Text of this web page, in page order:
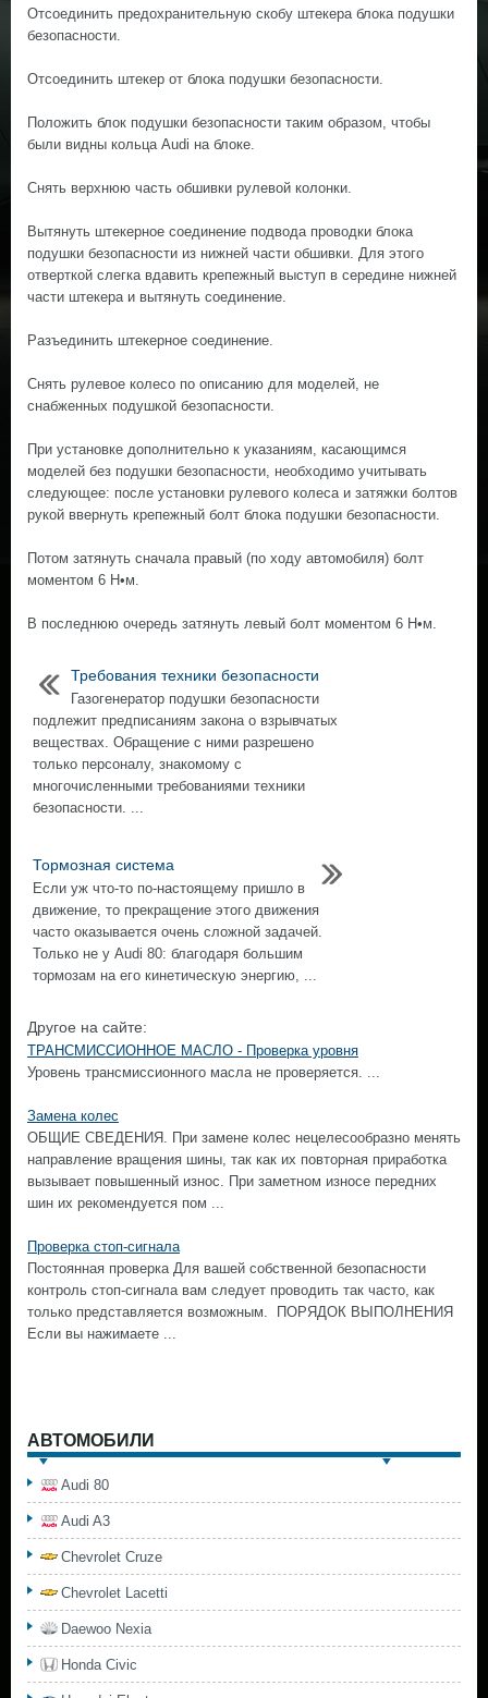
Отсоединить предохранительную скобу штекера блока подушки
безопасности.
Отсоединить штекер от блока подушки безопасности.
Положить блок подушки безопасности таким образом, чтобы
были видны кольца Audi на блоке.
Снять верхнюю часть обшивки рулевой колонки.
Вытянуть штекерное соединение подвода проводки блока
подушки безопасности из нижней части обшивки. Для этого
отверткой слегка вдавить крепежный выступ в середине нижней
части штекера и вытянуть соединение.
Разъединить штекерное соединение.
Снять рулевое колесо по описанию для моделей, не
снабженных подушкой безопасности.
При установке дополнительно к указаниям, касающимся
моделей без подушки безопасности, необходимо учитывать
следующее: после установки рулевого колеса и затяжки болтов
рукой ввернуть крепежный болт блока подушки безопасности.
Потом затянуть сначала правый (по ходу автомобиля) болт
моментом 6 Н•м.
В последнюю очередь затянуть левый болт моментом 6 Н•м.
Требования техники безопасности
Газогенератор подушки безопасности
подлежит предписаниям закона о взрывчатых
веществах. Обращение с ними разрешено
только персоналу, знакомому с
многочисленными требованиями техники
безопасности. ...
Тормозная система
Если уж что-то по-настоящему пришло в
движение, то прекращение этого движения
часто оказывается очень сложной задачей.
Только не у Audi 80: благодаря большим
тормозам на его кинетическую энергию, ...
Другое на сайте:
ТРАНСМИССИОННОЕ МАСЛО - Проверка уровня
Уровень трансмиссионного масла не проверяется. ...
Замена колес
ОБЩИЕ СВЕДЕНИЯ. При замене колес нецелесообразно менять
направление вращения шины, так как их повторная приработка
вызывает повышенный износ. При заметном износе передних
шин их рекомендуется пом ...
Проверка стоп-сигнала
Постоянная проверка Для вашей собственной безопасности
контроль стоп-сигнала вам следует проводить так часто, как
только представляется возможным. ПОРЯДОК ВЫПОЛНЕНИЯ
Если вы нажимаете ...
АВТОМОБИЛИ
Audi 80
Audi A3
Chevrolet Cruze
Chevrolet Lacetti
Daewoo Nexia
Honda Civic